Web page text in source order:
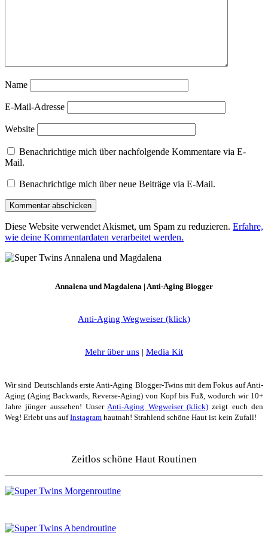
Name
E-Mail-Adresse
Website
Benachrichtige mich über nachfolgende Kommentare via E-
Mail.
Benachrichtige mich über neue Beiträge via E-Mail.
Diese Website verwendet Akismet, um Spam zu reduzieren. Erfahre,
wie deine Kommentardaten verarbeitet werden.
Annalena und Magdalena | Anti-Aging Blogger
Anti-Aging Wegweiser (klick)
Mehr über uns | Media Kit
Wir sind Deutschlands erste Anti-Aging Blogger-Twins mit dem Fokus auf Anti-
Aging (Aging Backwards, Reverse-Aging) von Kopf bis Fuß, wodurch wir 10+
Jahre jünger aussehen! UnserAnti-Aging Wegweiser (klick) zeigt euch den
Weg! Erlebt uns aufInstagram hautnah! Strahlend schöne Haut ist kein Zufall!
Zeitlos schöne Haut Routinen